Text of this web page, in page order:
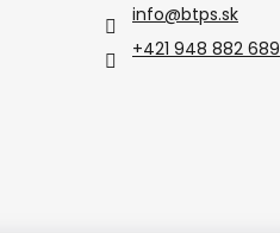
info@btps.sk
+421 948 882 689